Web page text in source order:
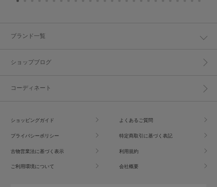
ブランド一覧
ショップブログ
コーディネート
ショッピングガイド よくあるご質問
プライバシーポリシー 特定商取引に基づく表記
古物営業法に基づく表示 利用規約
ご利用環境について 会社概要